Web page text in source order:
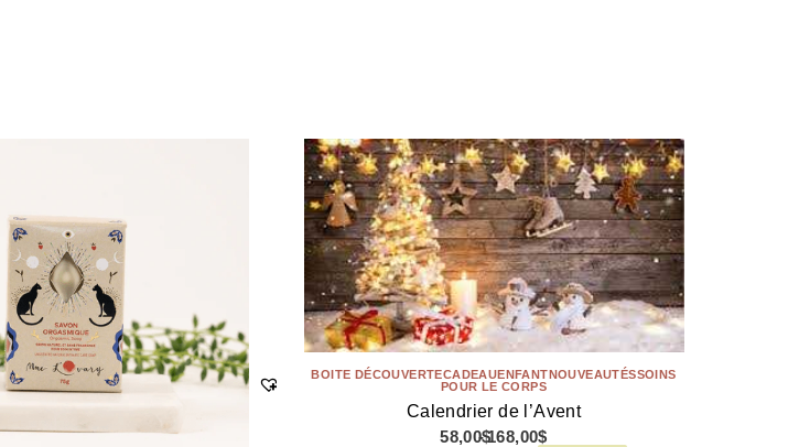
BOITE DÉCOUVERTECADEAUENFANTNOUVEAUTÉSSOINS
POUR LE CORPS
Calendrier de l’Avent
58,00$168,00$